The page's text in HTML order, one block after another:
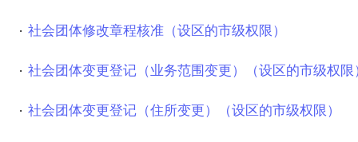
社会团体修改章程核准（设区的市级权限）
社会团体变更登记（业务范围变更）（设区的市级权限
社会团体变更登记（住所变更）（设区的市级权限）